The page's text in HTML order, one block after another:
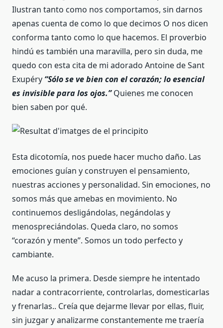
Ilustran tanto como nos comportamos, sin darnos
apenas cuenta de como lo que decimos O nos dicen
conforma tanto como lo que hacemos. El proverbio
hindú es también una maravilla, pero sin duda, me
quedo con esta cita de mi adorado Antoine de Sant
Exupéry “Sólo se ve bien con el corazón; lo esencial
es invisible para los ojos.”Quienes me conocen
bien saben por qué.
Esta dicotomía, nos puede hacer mucho daño. Las
emociones guían y construyen el pensamiento,
nuestras acciones y personalidad. Sin emociones, no
somos más que amebas en movimiento. No
continuemos desligándolas, negándolas y
menospreciándolas. Queda claro, no somos
“corazón y mente”. Somos un todo perfecto y
cambiante.
Me acuso la primera. Desde siempre he intentado
nadar a contracorriente, controlarlas, domesticarlas
y frenarlas.. Creía que dejarme llevar por ellas, fluir,
sin juzgar y analizarme constantemente me traería